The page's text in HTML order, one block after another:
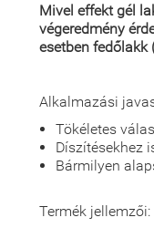
Mivel effekt gél
végeredmény
esetben fedőlakk
Alkalmazási
Tökéletes
Díszítésekhez
Bármilyen
Termék jellemzői: